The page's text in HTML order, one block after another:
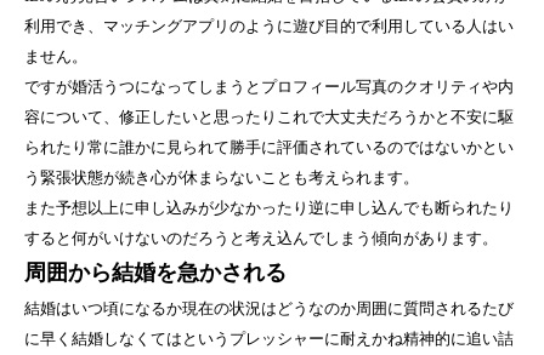
利用でき、マッチングアプリのように遊び目的で利用している人はい
ません。
ですが婚活うつになってしまうとプロフィール写真のクオリティや内
容について、修正したいと思ったりこれで大丈夫だろうかと不安に駆
られたり常に誰かに見られて勝手に評価されているのではないかとい
う緊張状態が続き心が休まらないことも考えられます。
また予想以上に申し込みが少なかったり逆に申し込んでも断られたり
すると何がいけないのだろうと考え込んでしまう傾向があります。
周囲から結婚を急かされる
結婚はいつ頃になるか現在の状況はどうなのか周囲に質問されるたび
に早く結婚しなくてはというプレッシャーに耐えかね精神的に追い詰